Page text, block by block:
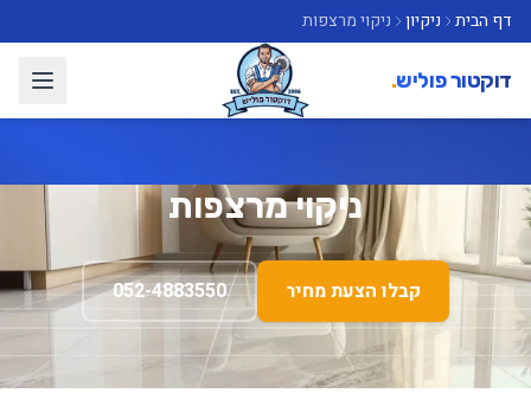
דף הבית ניקיון ניקוי מרצפות
דוקטור פוליש.
ניקוי מרצפות
קבלו הצעת מחיר 052-4883550